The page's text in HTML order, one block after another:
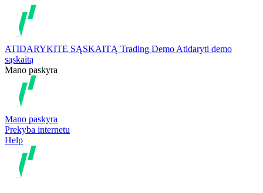
ATIDARYKITE SĄSKAITĄ Trading Demo Atidaryti demo
sąskaitą
Mano paskyra
Mano paskyra
Prekyba internetu
Help